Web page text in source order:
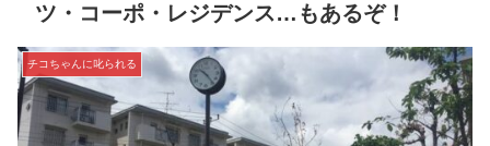
ツ・コーポ・レジデンス…もあるぞ！
チコちゃんに叱られる